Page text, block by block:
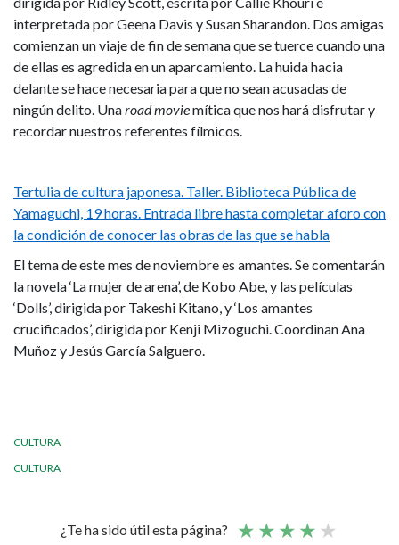
interpretada por Geena Davis y Susan Sharandon. Dos amigas
comienzan un viaje de fin de semana que se tuerce cuando una
de ellas es agredida en un aparcamiento. La huida hacia
delante se hace necesaria para que no sean acusadas de
ningún delito. Unaroad moviemítica que nos hará disfrutar y
recordar nuestros referentes fílmicos.
Tertulia de cultura japonesa. Taller. Biblioteca Pública de
Yamaguchi, 19 horas. Entrada libre hasta completar aforo con
la condición de conocer las obras de las que se habla
El tema de este mes de noviembre es amantes. Se comentarán
la novela ‘La mujer de arena’, de Kobo Abe, y las películas
‘Dolls’, dirigida por Takeshi Kitano, y ‘Los amantes
crucificados’, dirigida por Kenji Mizoguchi. Coordinan Ana
Muñoz y Jesús García Salguero.
CULTURA
CULTURA
¿Te ha sido útil esta página?